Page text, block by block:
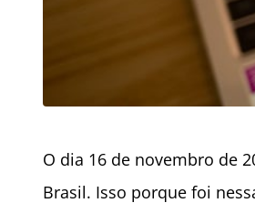
O dia 16 de novembro de
Brasil. Isso porque foi